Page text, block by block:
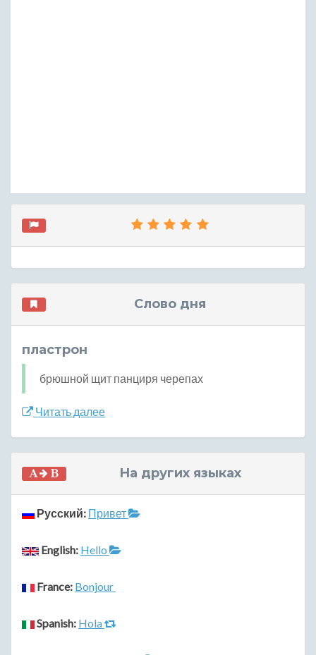
Слово дня
пластрон
брюшной щит панциря черепах
Читать далее
На других языках
Русский: Привет
English: Hello
France: Bonjour
Spanish: Hola